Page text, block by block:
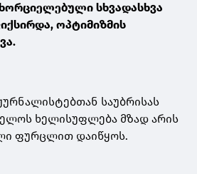
სხვადასხვა
ოპტიმიზმის
საუბრისას
ხელისუფლება მზად არის
ფურცლით დაიწყოს.